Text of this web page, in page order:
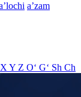
aʼzam
X Y Z O‘ G‘ Sh Ch